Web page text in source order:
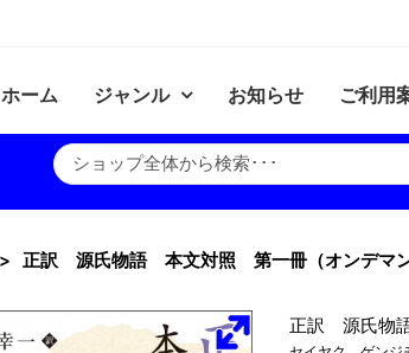
ホーム ジャンル お知らせ ご利用
正訳 源氏物語 本文対照 第一冊（オンデマン
正訳 源氏物